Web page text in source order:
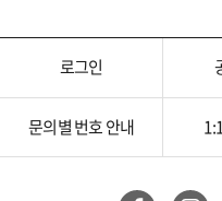
로그인
문의별 번호 안내